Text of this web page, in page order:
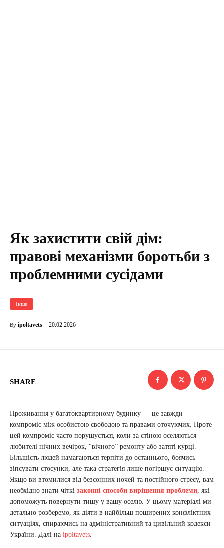
Як захистити свій дім:
правові механізми боротьби з
проблемними сусідами
Інше
By ipoltavets 20.02.2026
SHARE
Проживання у багатоквартирному будинку — це завжди
компроміс між особистою свободою та правами оточуючих. Проте
цей компроміс часто порушується, коли за стіною оселяються
любителі нічних вечірок, “вічного” ремонту або затяті курці.
Більшість людей намагаються терпіти до останнього, боячись
зіпсувати стосунки, але така стратегія лише погіршує ситуацію.
Якщо ви втомилися від безсонних ночей та постійного стресу, вам
необхідно знати чіткі законні способи вирішення проблеми, які
допоможуть повернути тишу у вашу оселю. У цьому матеріалі ми
детально розберемо, як діяти в найбільш поширених конфліктних
ситуаціях, спираючись на адміністративний та цивільний кодекси
України. Далі на ipoltavets.